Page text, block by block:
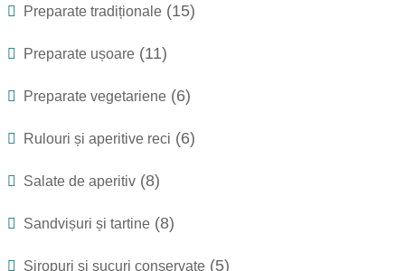
Preparate tradiționale (15)
Preparate ușoare (11)
Preparate vegetariene (6)
Rulouri și aperitive reci (6)
Salate de aperitiv (8)
Sandvișuri și tartine (8)
Siropuri și sucuri conservate (5)